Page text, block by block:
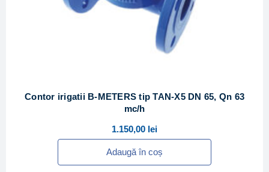
Contor irigatii B-METERS tip TAN-X5 DN 65, Qn 63
mc/h
1.150,00 lei
Adaugă în coș